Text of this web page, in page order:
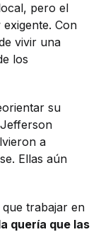
pero el
Con
vivir una
los
su
a
Ellas aún
trabajar en
quería que las